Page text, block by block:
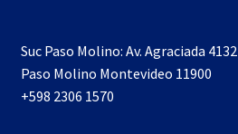
Suc Paso Molino: Av. Agraciada 4132
Paso Molino Montevideo 11900
+598 2306 1570